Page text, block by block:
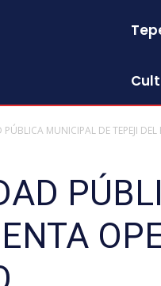
PÚBLICA MUNICIPAL DE TEPEJI